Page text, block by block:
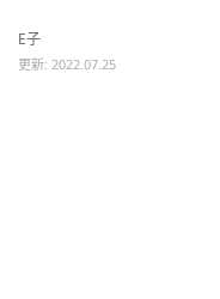
E子
更新: 2022.07.25